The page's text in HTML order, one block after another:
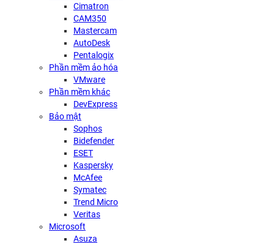
Cimatron
CAM350
Mastercam
AutoDesk
Pentalogix
Phần mềm ảo hóa
VMware
Phần mềm khác
DevExpress
Bảo mật
Sophos
Bidefender
ESET
Kaspersky
McAfee
Symatec
Trend Micro
Veritas
Microsoft
Asuza